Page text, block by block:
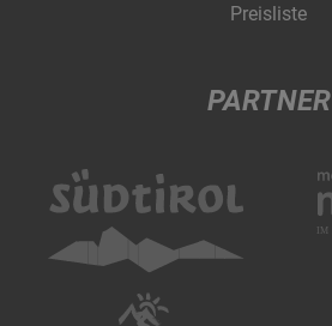
Preisliste
PARTNER